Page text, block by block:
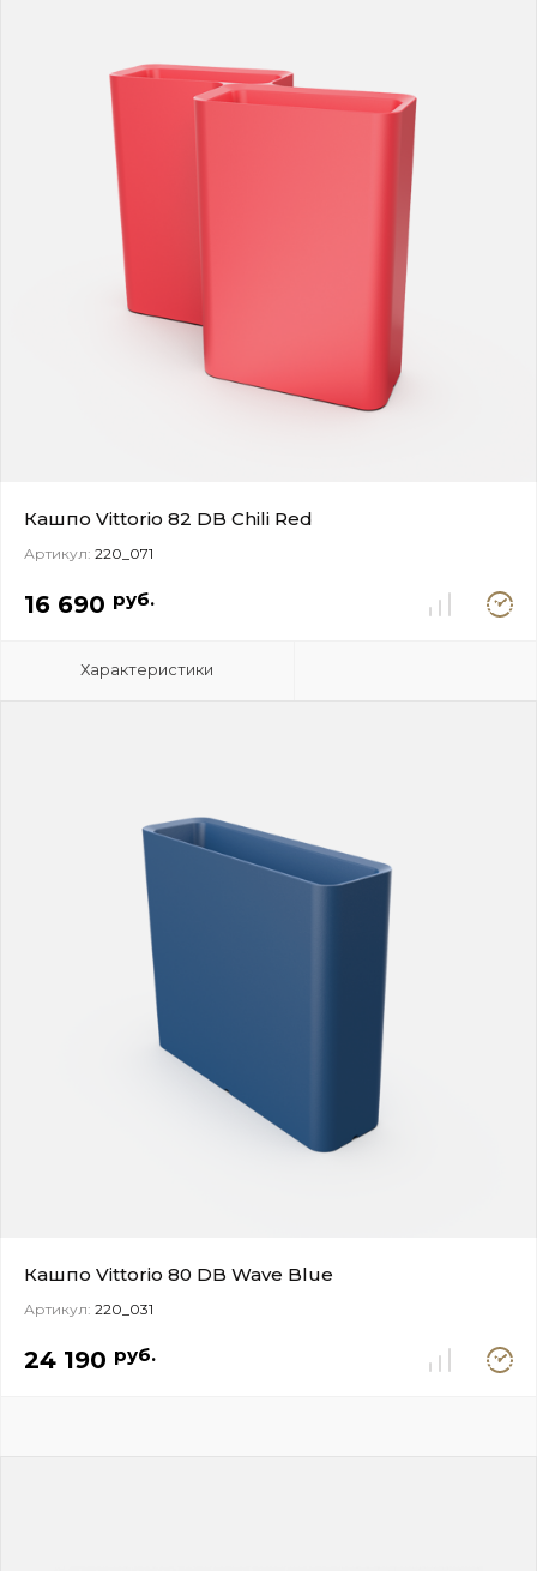
Кашпо Vittorio 82 DB Chili Red
Артикул: 220_071
16 690 руб.
заказ
Характеристики
Кашпо Vittorio 80 DB Wave Blue
Артикул: 220_031
24 190 руб.
заказ